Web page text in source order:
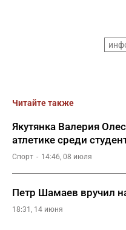
Читайте также
Якутянка Валерия
атлетике среди
Спорт 14:46, 08 июля
Петр Шамаев вручил
18:31, 14 июня